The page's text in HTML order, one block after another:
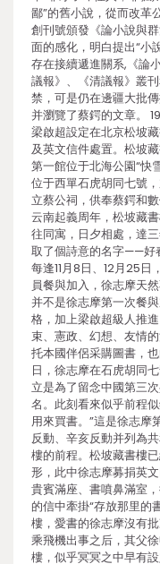
鄙”的舊小說，從而改革
創刊號頒發《論小說與
面的感化，明白提出“小
存在接續遞進關系,《論
議報》、《清議報》叢
禁，可是仍在邊疆大批
并瀏覽了蔡鍔的文章。
梁啟超設定在北京松坡
及英文信件處置。松坡
第一館位于北海公園“快
位于西單石虎胡同七號
立蔡公祠，供奉蔡鍔和
云南起義周年，松坡藏
往同寓，日夕相處，達
取了個詩意的名字——好
每逢11月8日、12月25
員餐與加入，徐志摩天
并不是徐志摩第一次餐
格，加上梁啟超級人推
束、憲政、幻想、友情
托本國伴侶采購圖書，
日，徐志摩在石虎胡同
立是為了留念中國第三
名。此刻看來似乎前程
用來買書。”這是徐志摩
反動、辛亥反動并列為
樓的前程。松坡藏書樓
形，此中徐志摩募捐英
貴賓滿座、書噴鼻滿室
的信中牽掛“存放那里的
樓，愛書的徐志摩沒有
乘飛機出事之后，其父
樓，似乎冥冥之中早有